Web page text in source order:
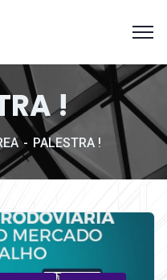
!
PALESTRA !